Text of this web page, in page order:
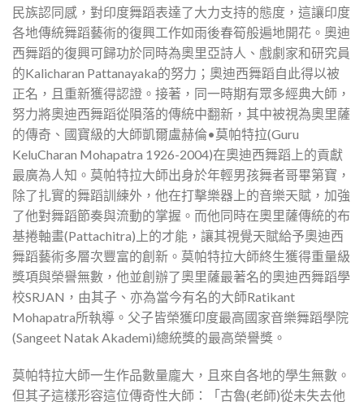
民族認同感，對印度舞蹈表達了大力支持的態度，這讓印度
各地傳統舞蹈藝術的復興工作如雨後春筍般遍地開花。奧迪
西舞蹈的復興可歸功於同時為奧里亞詩人、戲劇家和研究員
的Kalicharan Pattanayaka的努力；奧迪西舞蹈自此得以被
正名，且重新獲得認證。接著，同一時期有眾多經典大師，
努力將奧迪西舞蹈從隕落的傳統中翻新，其中被視為奧里薩
的傳奇、國寶級的大師凱爾盧赫倫•莫帕特拉(Guru
KeluCharan Mohapatra 1926-2004)在奧迪西舞蹈上的貢獻
最廣為人知。莫帕特拉大師出身於年輕男孩舞者哥畢第寶，
除了扎實的舞蹈訓練外，他在打擊樂器上的音樂天賦，加強
了他對舞蹈節奏與流動的掌握。而他同時在奧里薩傳統的布
基捲軸畫(Pattachitra)上的才能，讓其視覺天賦給予奧迪西
舞蹈藝術多層次豐富的創新。莫帕特拉大師終生獲得重量級
獎項與榮譽無數，他並創辦了奧里薩最著名的奧迪西舞蹈學
校SRJAN，由其子、亦為當今有名的大師Ratikant
Mohapatra所執導。父子皆榮獲印度最高國家音樂舞蹈學院
(Sangeet Natak Akademi)總統獎的最高榮譽獎。
莫帕特拉大師一生作品數量龐大，且來自各地的學生無數。
但其子這樣形容這位傳奇性大師：「古魯(老師)從未失去他